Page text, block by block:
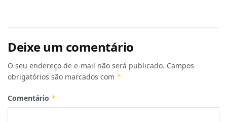
Deixe um comentário
O seu endereço de e-mail não será publicado. Campos
obrigatórios são marcados com *
Comentário *